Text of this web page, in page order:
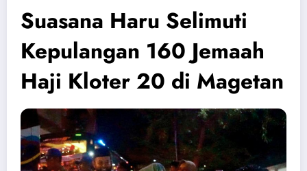
Suasana Haru Selimuti
Kepulangan 160 Jemaah
Haji Kloter 20 di Magetan